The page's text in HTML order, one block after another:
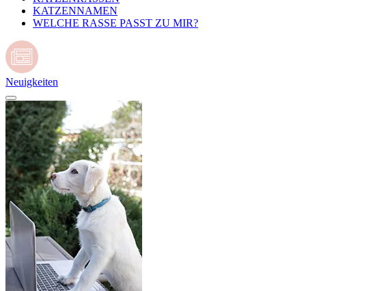
KATZENNAMEN
WELCHE RASSE PASST ZU MIR?
Neuigkeiten